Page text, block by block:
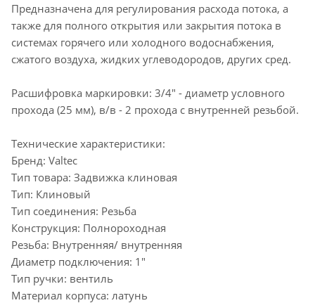
Предназначена для регулирования расхода потока, а
также для полного открытия или закрытия потока в
системах горячего или холодного водоснабжения,
сжатого воздуха, жидких углеводородов, других сред.
Расшифровка маркировки: 3/4" - диаметр условного
прохода (25 мм), в/в - 2 прохода с внутренней резьбой.
Технические характеристики:
Бренд: Valtec
Тип товара: Задвижка клиновая
Тип: Клиновый
Тип соединения: Резьба
Конструкция: Полнороходная
Резьба: Внутренняя/ внутренняя
Диаметр подключения: 1"
Тип ручки: вентиль
Материал корпуса: латунь